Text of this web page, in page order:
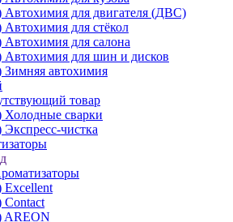
Автохимия для двигателя (ДВС)
Автохимия для стёкол
Автохимия для салона
Автохимия для шин и дисков
Зимняя автохимия
товар
Холодные сварки
Экспреcс-чистка
Excellent
Contact
AREON